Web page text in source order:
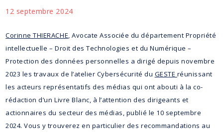
12 septembre 2024
Corinne THIERACHE , Avocate Associée du département Propriété
intellectuelle – Droit des Technologies et du Numérique –
Protection des données personnelles a dirigé depuis novembre
2023 les travaux de l’atelier Cybersécurité du GESTE réunissant
les acteurs représentatifs des médias qui ont abouti à la co-
rédaction d’un Livre Blanc, à l’attention des dirigeants et
actionnaires du secteur des médias, publié le 10 septembre
2024. Vous y trouverez en particulier des recommandations au